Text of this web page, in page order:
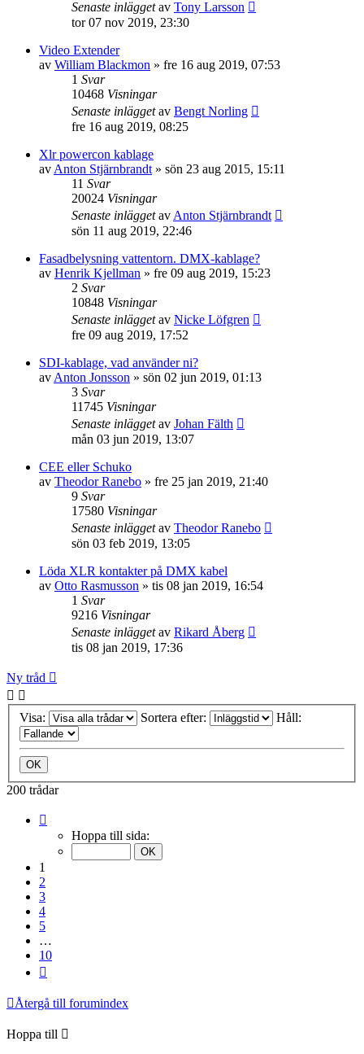
Senaste inläggetav Tony Larsson
tor 07 nov 2019, 23:30
Video Extender
av William Blackmon » fre 16 aug 2019, 07:53
1 Svar
10468 Visningar
Senaste inläggetav Bengt Norling
fre 16 aug 2019, 08:25
Xlr powercon kablage
av Anton Stjärnbrandt » sön 23 aug 2015, 15:11
11 Svar
20024 Visningar
Senaste inläggetav Anton Stjärnbrandt
sön 11 aug 2019, 22:46
Fasadbelysning vattentorn. DMX-kablage?
av Henrik Kjellman » fre 09 aug 2019, 15:23
2 Svar
10848 Visningar
Senaste inläggetav Nicke Löfgren
fre 09 aug 2019, 17:52
SDI-kablage, vad använder ni?
av Anton Jonsson » sön 02 jun 2019, 01:13
3 Svar
11745 Visningar
Senaste inläggetav Johan Fälth
mån 03 jun 2019, 13:07
CEE eller Schuko
av Theodor Ranebo » fre 25 jan 2019, 21:40
9 Svar
17580 Visningar
Senaste inläggetav Theodor Ranebo
sön 03 feb 2019, 13:05
Löda XLR kontakter på DMX kabel
av Otto Rasmusson » tis 08 jan 2019, 16:54
1 Svar
9216 Visningar
Senaste inläggetav Rikard Åberg
tis 08 jan 2019, 17:36
Ny tråd
Visa: Sortera efter: Håll:
200 trådar
Hoppa till sida:
1
2
3
4
5
…
10
Återgå till forumindex
Hoppa till